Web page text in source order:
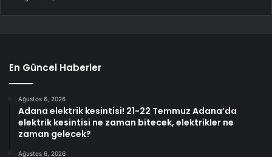
En Güncel Haberler
Ağustos 6, 2026
Adana elektrik kesintisi! 21-22 Temmuz Adana’da
elektrik kesintisi ne zaman bitecek, elektrikler ne
zaman gelecek?
Ağustos 6, 2026